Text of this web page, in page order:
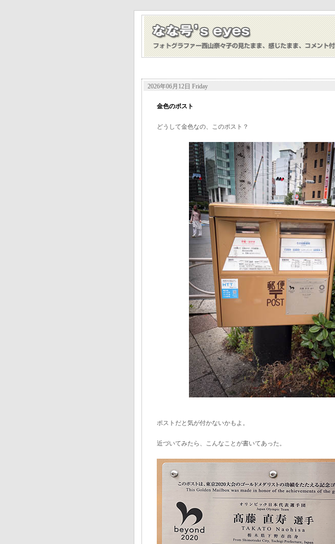
2026年06月12日 Friday
金色のポスト
どうして金色なの、このポスト？
ポストだと気が付かないかもよ。
近づいてみたら、こんなことが書いてあった。